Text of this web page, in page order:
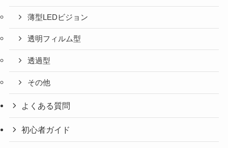
薄型LEDビジョン
透明フィルム型
透過型
その他
よくある質問
初心者ガイド